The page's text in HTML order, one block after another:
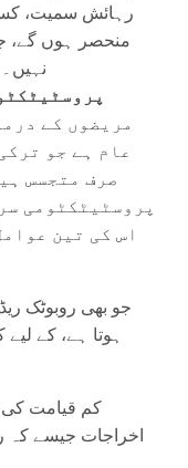
رہائش سمیت،
منحصر ہوں گے،
مریضوں کے
عام ہے جو
صرف متجسس
پروسٹیٹکٹومی
اس کی تین
جو بھی روبوٹک
ہوتا ہے، کے
کم قیامت
اخراجات جیسے کہ